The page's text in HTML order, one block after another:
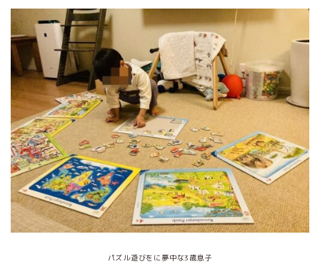
パズル遊びをに夢中な3歳息子